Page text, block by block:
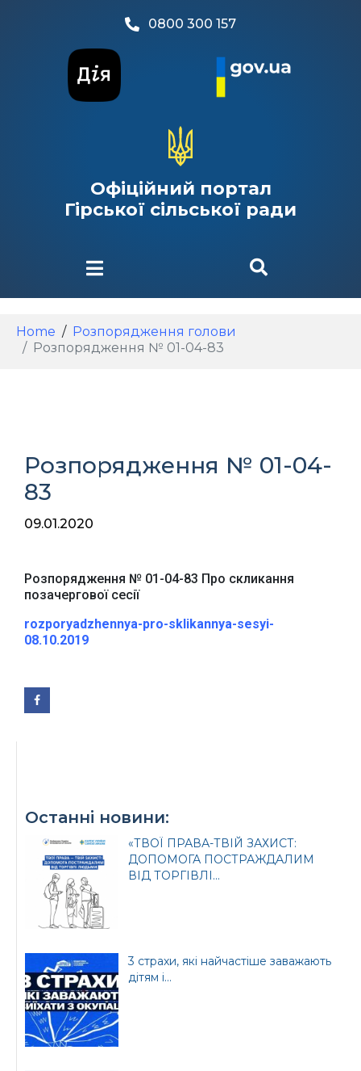
0800 300 157
Офіційний портал
Гірської сільської ради
Home
Розпорядження голови
Розпорядження № 01-04-83
Розпорядження № 01-04-
83
09.01.2020
Розпорядження № 01-04-83 Про скликання
позачергової сесії
rozporyadzhennya-pro-sklikannya-sesyi-
08.10.2019
Останні новини:
«ТВОЇ ПРАВА-ТВІЙ ЗАХИСТ:
ДОПОМОГА ПОСТРАЖДАЛИМ
ВІД ТОРГІВЛІ...
3 страхи, які найчастіше заважають
дітям і...
Офіційний веб-сайт
Верховної Ради
України Президента України
Київська обласна
державна адміністрація